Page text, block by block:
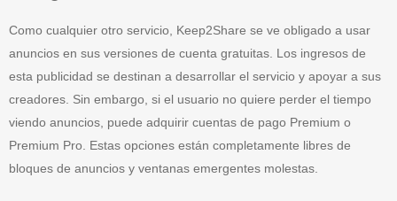
Como cualquier otro servicio, Keep2Share se ve obligado a usar
anuncios en sus versiones de cuenta gratuitas. Los ingresos de
esta publicidad se destinan a desarrollar el servicio y apoyar a sus
creadores. Sin embargo, si el usuario no quiere perder el tiempo
viendo anuncios, puede adquirir cuentas de pago Premium o
Premium Pro. Estas opciones están completamente libres de
bloques de anuncios y ventanas emergentes molestas.